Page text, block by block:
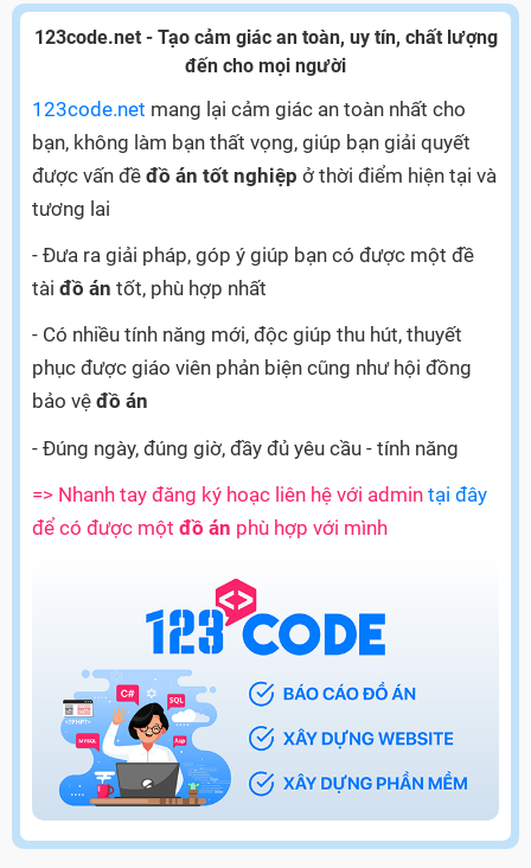
123code.net - Tạo cảm giác an toàn, uy tín, chất lượng
đến cho mọi người
123code.net mang lại cảm giác an toàn nhất cho
bạn, không làm bạn thất vọng, giúp bạn giải quyết
được vấn đề đồ án tốt nghiệp ở thời điểm hiện tại và
tương lai
- Đưa ra giải pháp, góp ý giúp bạn có được một đề
tài đồ án tốt, phù hợp nhất
- Có nhiều tính năng mới, độc giúp thu hút, thuyết
phục được giáo viên phản biện cũng như hội đồng
bảo vệ đồ án
- Đúng ngày, đúng giờ, đầy đủ yêu cầu - tính năng
=> Nhanh tay đăng ký hoạc liên hệ với admin tại đây
để có được một đồ án phù hợp với mình